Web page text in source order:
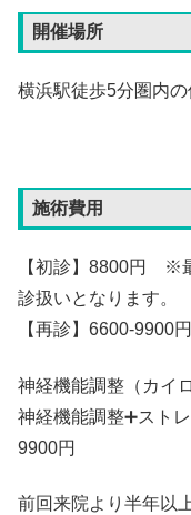
開催場所
横浜駅徒歩5分圏内
施術費用
【初診】8800円 ※
診扱いとなります。
【再診】6600-9900円
神経機能調整（カイ
神経機能調整➕スト
9900円
前回来院より半年以